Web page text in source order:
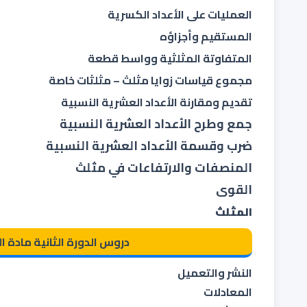
العمليات على الأعداد الكسرية
المستقيم وأجزاؤه
المتفاوتة المثلثية وواسط قطعة
مجموع قياسات زوايا مثلث – مثلثات خاصة
تقديم ومقارنة الأعداد العشرية النسبية
جمع وطرح الأعداد العشرية النسبية
ضرب وقسمة الأعداد العشرية النسبية
المنصفات والارتفاعات في مثلث
القوى
المثلث
دروس الدورة الثانية مادة
النشر والتعميل
المعادلات